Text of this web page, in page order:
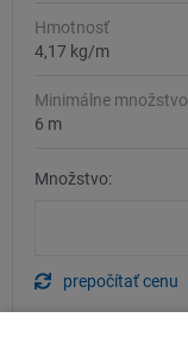
Hmotnosť
4,17 kg/m
Minimálne množstvo
6 m
Množstvo:
prepočítať cenu